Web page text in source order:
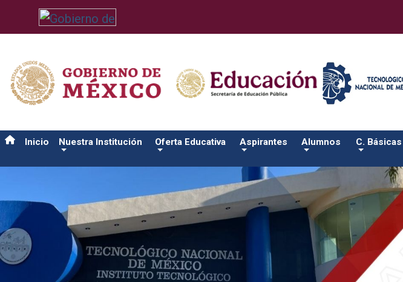
/usr/bin/ruby /www/wwwroot/sjuanrio.tecnm.mx/api/article.rb alumnos/residenciasSalida del
Inicio Nuestra Institución Oferta Educativa Aspirantes Alumnos C. Básicas